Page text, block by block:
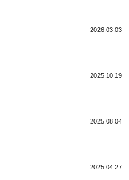
2026.03.03
2025.10.19
2025.08.04
2025.04.27